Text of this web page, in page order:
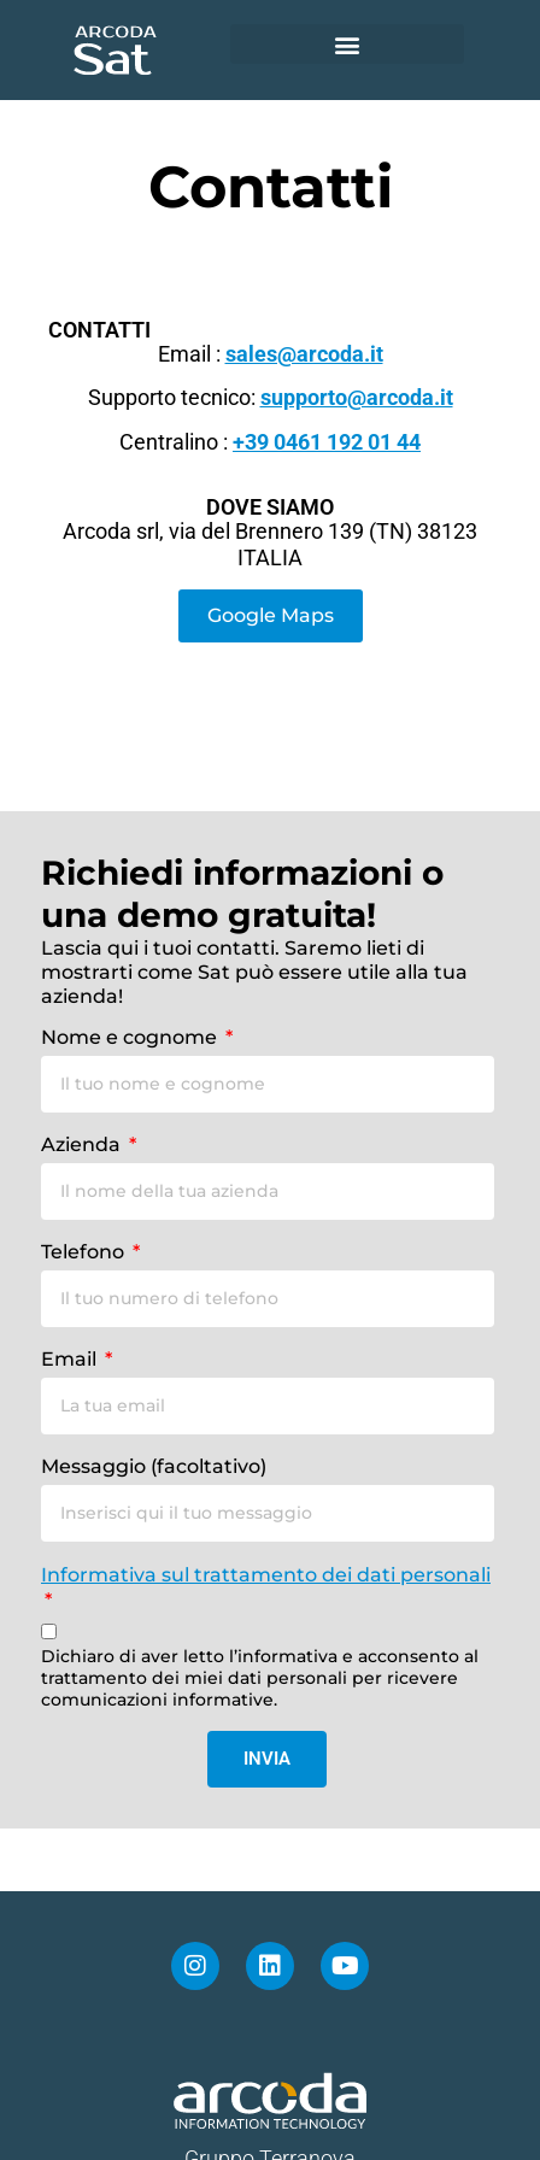
Contatti
CONTATTI
Email : sales@arcoda.it
Supporto tecnico: supporto@arcoda.it
Centralino : +39 0461 192 01 44
DOVE SIAMO
Arcoda srl, via del Brennero 139 (TN) 38123
ITALIA
Google Maps
Richiedi informazioni o
una demo gratuita!
Lascia qui i tuoi contatti. Saremo lieti di
mostrarti come Sat può essere utile alla tua
azienda!
Nome e cognome
Azienda
Telefono
Email
Messaggio (facoltativo)
Informativa sul trattamento dei dati personali
Dichiaro di aver letto l’informativa e acconsento al
trattamento dei miei dati personali per ricevere
comunicazioni informative.
INVIA